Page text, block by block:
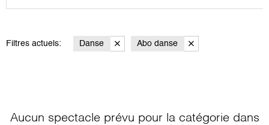
Filtres actuels: Danse Abo danse
Aucun spectacle prévu pour la catégorie dans